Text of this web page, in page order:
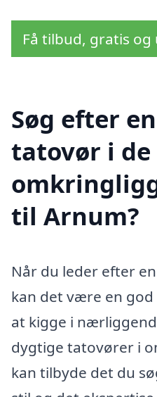
Få tilbud, gratis
Søg efter
tatovør i de
til Arnum?
Når du leder efter en
kan det være en god
at kigge i
dygtige tatovører i
kan tilbyde det du